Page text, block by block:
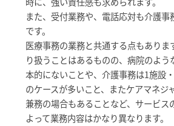
また、受付業務や、電話応対も介護事
です。
医療事務の業務と共通する点もありま
り扱うことはあるものの、病院のよ
本的にないことや、介護事務は1施設
のケースが多いこと、またケアマネジ
兼務の場合もあることなど、サービス
よって業務内容はかなり異なります。